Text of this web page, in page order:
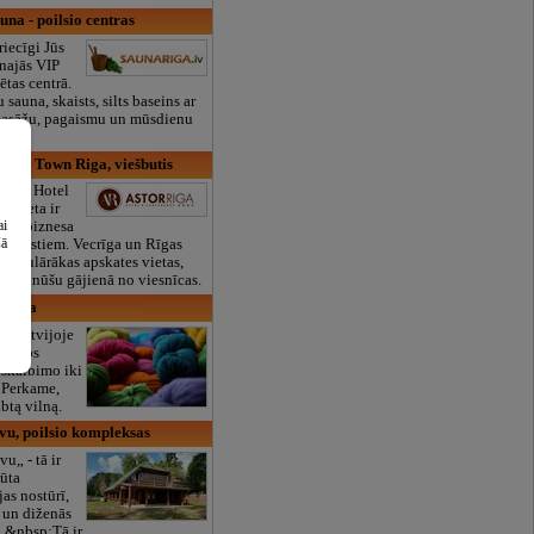
- poilsio centras
Jūs
VIP
centrā.
sauna, skaists, silts baseins ar
pagaismu un mūsdienu
Old Town Riga, viešbutis
Rīga Hotel
vieta ir
kā biznesa
tūristiem. Vecrīga un Rīgas
apskates vietas,
minūšu gājienā no viesnīcas.
iš Latvijoje
iki
vilną.
poilsio kompleksas
- tā ir
nostūrī,
un diženās